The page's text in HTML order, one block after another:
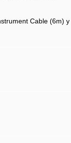
Cable (6m) у